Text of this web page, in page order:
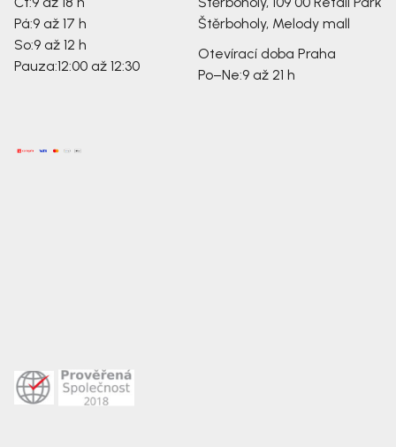
Pá:9 až 17 h
So:9 až 12 h
Pauza:12:00 až 12:30
Štěrboholy, Melody mall
Otevírací doba Praha
Po–Ne:9 až 21 h